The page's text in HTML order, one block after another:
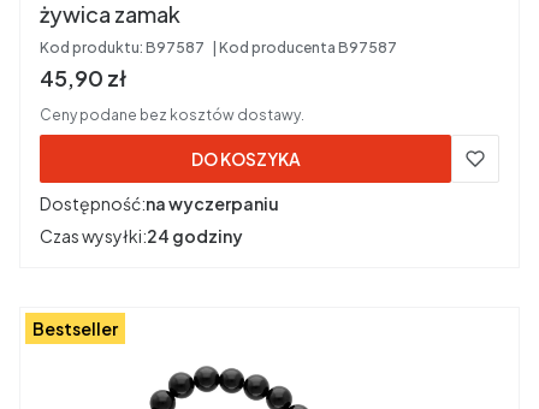
żywica zamak
Kod produktu: B97587 Kod producenta B97587
Cena brutto
45,90 zł
Ceny podane bez kosztów dostawy.
DO KOSZYKA
Dostępność:na wyczerpaniu
Czas wysyłki:24 godziny
Bestseller